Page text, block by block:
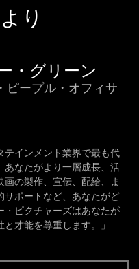
り
・グリーン
ピープル・オフィサ
テインメント業界で最も代
あなたがより一層成長、活
の製作、宣伝、配給、ま
サポートなど、あなたがど
・ピクチャーズはあなたが
才能を尊重します。」